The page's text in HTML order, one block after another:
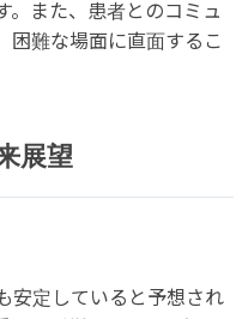
。また、患者とのコミュ
困難な場面に直面するこ
展望
安定していると予想され